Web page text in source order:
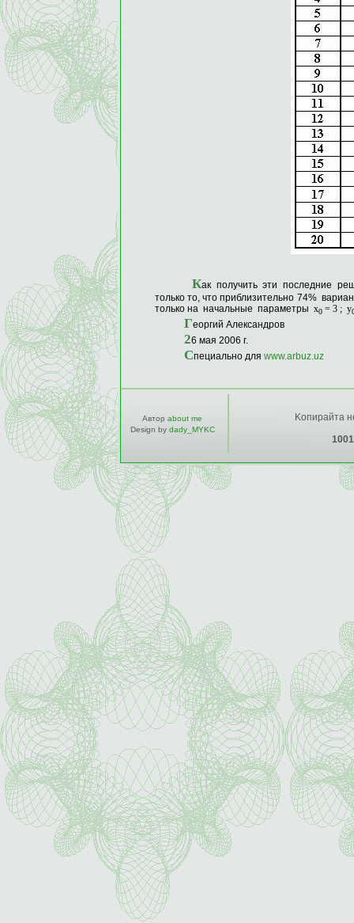
Как получить эти последние
только то, что приблизительно 74%
только на начальные параметры x0 = 3 ; y
Георгий Александров
26 мая 2006 г.
Специально дляwww.arbuz.uz
Автор about me
Design by dady_MYKC
Kопирайта